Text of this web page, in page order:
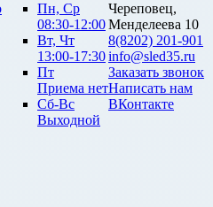
Пн, Ср
08:30-12:00
Вт, Чт
13:00-17:30
Пт
Приема нет
Сб-Вс
Выходной
Череповец,
Менделеева 10
8(8202) 201-901
info@sled35.ru
Заказать звонок
Написать нам
ВКонтакте